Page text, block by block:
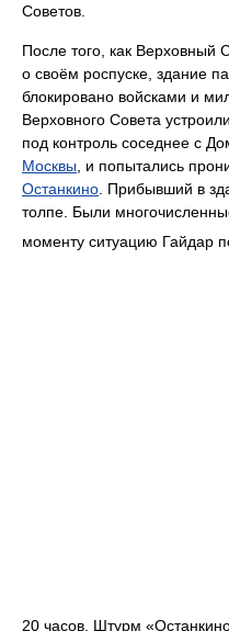
Советов.
После того, как Верховный
о своём роспуске, здание
блокировано войсками и
Верховного Совета
под контроль соседнее с
Москвы , и попытались
Останкино . Прибывший в
толпе. Были
моменту ситуацию Гайдар
20 часов. Штурм